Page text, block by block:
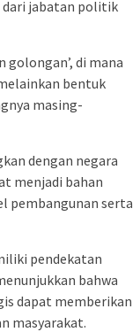
dari jabatan politik
golongan’, di mana
bentuk
masing-
dengan negara
menjadi bahan
pembangunan serta
pendekatan
bahwa
dapat memberikan
masyarakat.